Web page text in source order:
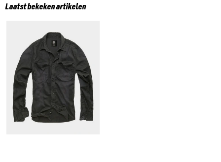
Laatst bekeken artikelen